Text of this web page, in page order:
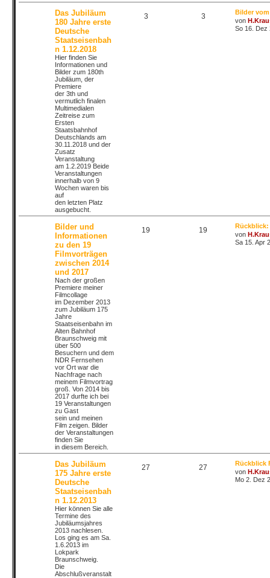
Das Jubiläum
180 Jahre erste
Deutsche
Staatseisenbah
n 1.12.2018
Hier finden Sie
Informationen und
Bilder zum 180th
Jubiläum, der
Premiere
der 3th und
vermutlich finalen
Multimedialen
Zeitreise zum
Ersten
Staatsbahnhof
Deutschlands am
30.11.2018 und der
Zusatz
Veranstaltung
am 1.2.2019 Beide
Veranstaltungen
innerhalb von 9
Wochen waren bis
auf
den letzten Platz
ausgebucht.
3 3
Bilder
von
So 16. Dez
Bilder und
Informationen
zu den 19
Filmvorträgen
zwischen 2014
und 2017
Nach der großen
Premiere meiner
Filmcollage
im Dezember 2013
zum Jubiläum 175
Jahre
Staatseisenbahn im
Alten Bahnhof
Braunschweig mit
über 500
Besuchern und dem
NDR Fernsehen
vor Ort war die
Nachfrage nach
meinem Filmvortrag
groß. Von 2014 bis
2017 durfte ich bei
19 Veranstaltungen
zu Gast
sein und meinen
Film zeigen. Bilder
der Veranstaltungen
finden Sie
in diesem Bereich.
19 19
Rückblick:
von
Sa 15. Apr
Das Jubiläum
175 Jahre erste
Deutsche
Staatseisenbah
n 1.12.2013
Hier können Sie alle
Termine des
Jubiläumsjahres
2013 nachlesen.
Los ging es am Sa.
1.6.2013 im
Lokpark
Braunschweig.
Die
Abschlußveranstalt
27 27
Rückblick
von
Mo 2. Dez